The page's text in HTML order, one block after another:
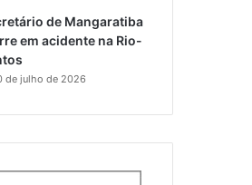
de Mangaratiba
em acidente na Rio-
de julho de 2026